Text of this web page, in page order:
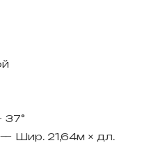
черепица
профиля с
37°
— Шир. 21,64м × дл.